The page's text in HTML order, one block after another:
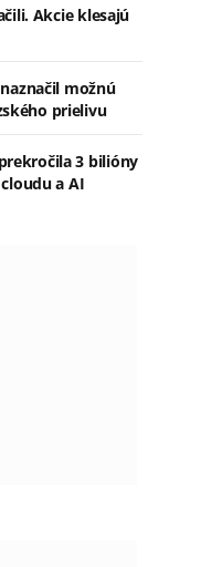
Akcie klesajú
možnú
prielivu
3 bilióny
a AI